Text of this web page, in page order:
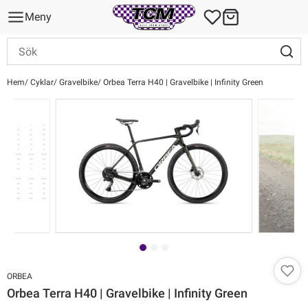
Meny
Hem Cyklar Gravelbike Orbea Terra H40 | Gravelbike | Infinity Green
ORBEA
Orbea Terra H40 | Gravelbike | Infinity Green